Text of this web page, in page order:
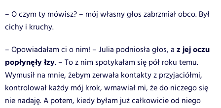
– O czym ty mówisz? – mój własny głos zabrzmiał obco. Był
cichy i kruchy.
– Opowiadałam ci o nim! – Julia podniosła głos, a z jej oczu
popłynęły łzy. – To z nim spotykałam się pół roku temu.
Wymusił na mnie, żebym zerwała kontakty z przyjaciółmi,
kontrolował każdy mój krok, wmawiał mi, że do niczego się
nie nadaję. A potem, kiedy byłam już całkowicie od niego